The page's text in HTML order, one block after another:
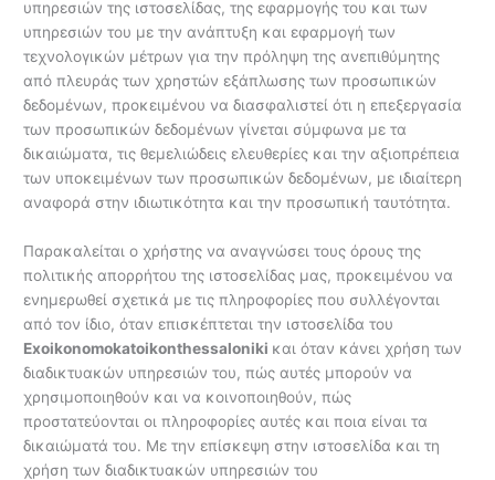
υπηρεσιών της ιστοσελίδας, της εφαρμογής του και των
υπηρεσιών του με την ανάπτυξη και εφαρμογή των
τεχνολογικών μέτρων για την πρόληψη της ανεπιθύμητης
από πλευράς των χρηστών εξάπλωσης των προσωπικών
δεδομένων, προκειμένου να διασφαλιστεί ότι η επεξεργασία
των προσωπικών δεδομένων γίνεται σύμφωνα με τα
δικαιώματα, τις θεμελιώδεις ελευθερίες και την αξιοπρέπεια
των υποκειμένων των προσωπικών δεδομένων, με ιδιαίτερη
αναφορά στην ιδιωτικότητα και την προσωπική ταυτότητα.
Παρακαλείται ο χρήστης να αναγνώσει τους όρους της
πολιτικής απορρήτου της ιστοσελίδας μας, προκειμένου να
ενημερωθεί σχετικά με τις πληροφορίες που συλλέγονται
από τον ίδιο, όταν επισκέπτεται την ιστοσελίδα του
Exoikonomokatoikonthessaloniki και όταν κάνει χρήση των
διαδικτυακών υπηρεσιών του, πώς αυτές μπορούν να
χρησιμοποιηθούν και να κοινοποιηθούν, πώς
προστατεύονται οι πληροφορίες αυτές και ποια είναι τα
δικαιώματά του. Με την επίσκεψη στην ιστοσελίδα και τη
χρήση των διαδικτυακών υπηρεσιών του